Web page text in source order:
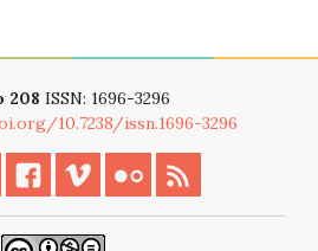
208 ISSN: 1696-3296
10.7238/issn.1696-3296